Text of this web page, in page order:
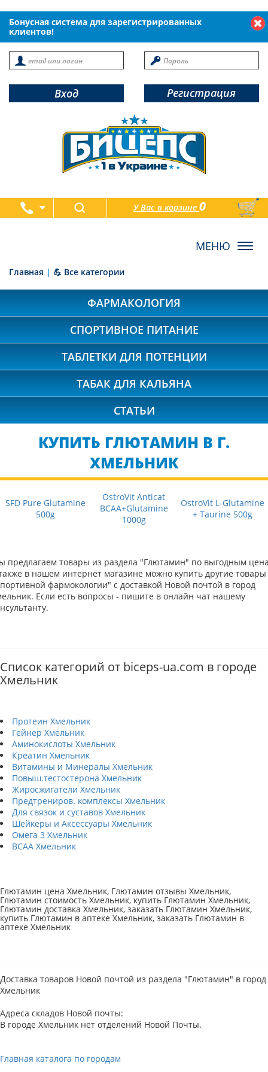
Бонусная система для зарегистрированных
клиентов!
Вход Регистрация
У Вас в корзине0
товаров
Главная | 💪 Все категории
ФАРМАКОЛОГИЯ
СПОРТИВНОЕ ПИТАНИЕ
ТАБЛЕТКИ ДЛЯ ПОТЕНЦИИ
ТАБАК ДЛЯ КАЛЬЯНА
СТАТЬИ
КУПИТЬ ГЛЮТАМИН В Г.
ХМЕЛЬНИК
SFD Pure Glutamine
500g
OstroVit Anticat
BCAA+Glutamine
1000g
OstroVit L-Glutamine
+ Taurine 500g
предлагаем товары из раздела "Глютамин" по выгодным
в нашем интернет магазине можно купить другие товары
фармокологии" с доставкой Новой почтой в город
Если есть вопросы - пишите в онлайн чат нашему
Список категорий от biceps-ua.com в городе
Хмельник
Протеин Хмельник
Гейнер Хмельник
Аминокислоты Хмельник
Креатин Хмельник
Витамины и Минералы Хмельник
Повыш.тестостерона Хмельник
Жиросжигатели Хмельник
Предтрениров. комплексы Хмельник
Для связок и суставов Хмельник
Шейкеры и Аксессуары Хмельник
Омега 3 Хмельник
BCAA Хмельник
Глютамин цена Хмельник, Глютамин отзывы Хмельник,
Глютамин стоимость Хмельник, купить Глютамин Хмельник,
Глютамин доставка Хмельник, заказать Глютамин Хмельник,
купить Глютамин в аптеке Хмельник, заказать Глютамин в
аптеке Хмельник
Доставка товаров Новой почтой из раздела "Глютамин" в город
Хмельник
Адреса складов Новой почты:
В городе Хмельник нет отделений Новой Почты.
Главная каталога по городам